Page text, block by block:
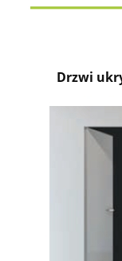
Drzwi